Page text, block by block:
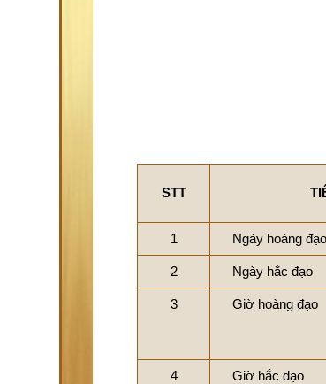
STT
1 Ngày hoàng đạo
2 Ngày hắc đạo
3 Giờ hoàng đạo
4 Giờ hắc đạo